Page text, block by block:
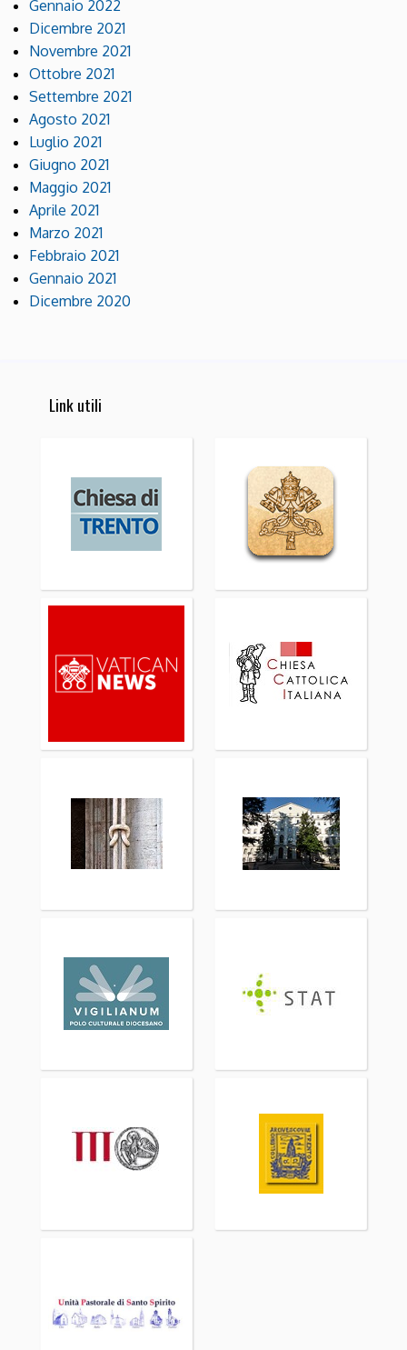
Gennaio 2022
Dicembre 2021
Novembre 2021
Ottobre 2021
Settembre 2021
Agosto 2021
Luglio 2021
Giugno 2021
Maggio 2021
Aprile 2021
Marzo 2021
Febbraio 2021
Gennaio 2021
Dicembre 2020
Link utili